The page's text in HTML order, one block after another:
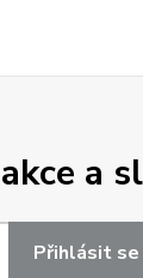
a
Přihlásit se